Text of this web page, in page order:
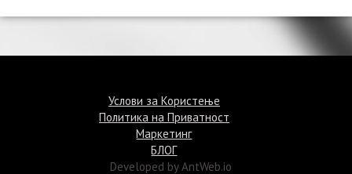
Услови за Користење
Политика на Приватност
Маркетинг
БЛОГ
Developed by AntWeb.io